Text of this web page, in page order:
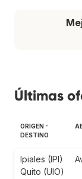
Últimas
ORIGEN -
DESTINO
Ipiales (IPI)
Quito (UIO)